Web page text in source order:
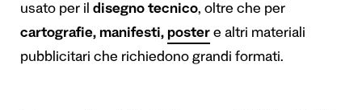
usato per il disegno tecnico, oltre che per
cartografie, manifesti, poster e altri materiali
pubblicitari che richiedono grandi formati.